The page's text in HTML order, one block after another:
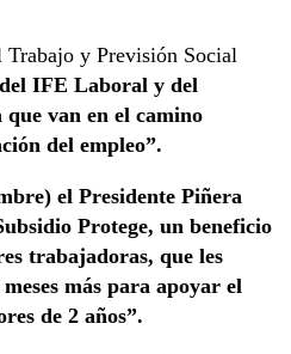
y Previsión Social
IFE Laboral y del
van en el camino
del empleo”.
el Presidente Piñera
Protege, un beneficio
trabajadoras, que les
más para apoyar el
de 2 años”.